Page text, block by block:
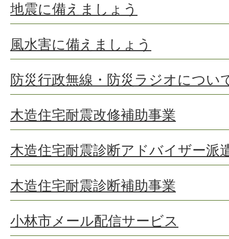
地震に備えましょう
風水害に備えましょう
防災行政無線・防災ラジオについ
木造住宅耐震改修補助事業
木造住宅耐震診断アドバイザー派
木造住宅耐震診断補助事業
小林市メール配信サービス